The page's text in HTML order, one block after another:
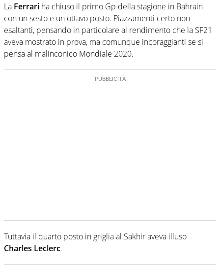
La Ferrari ha chiuso il primo Gp della stagione in Bahrain
con un sesto e un ottavo posto. Piazzamenti certo non
esaltanti, pensando in particolare al rendimento che la SF21
aveva mostrato in prova, ma comunque incoraggianti se si
pensa al malinconico Mondiale 2020.
Tuttavia il quarto posto in griglia al Sakhir aveva illuso
Charles Leclerc.